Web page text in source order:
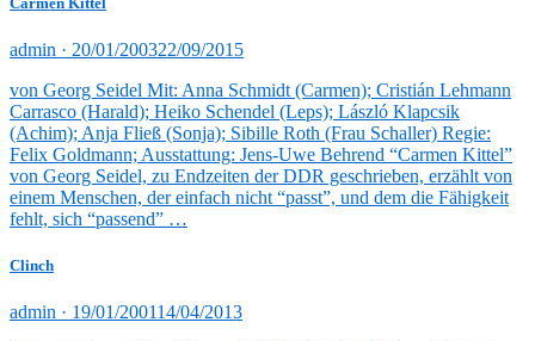
admin · Veröffentlicht
20/01/200322/09/2015
von Georg Seidel Mit: Anna Schmidt (Carmen); Cristián Lehmann
Carrasco (Harald); Heiko Schendel (Leps); László Klapcsik
(Achim); Anja Fließ (Sonja); Sibille Roth (Frau Schaller) Regie:
Felix Goldmann; Ausstattung: Jens-Uwe Behrend “Carmen Kittel”
von Georg Seidel, zu Endzeiten der DDR geschrieben, erzählt von
einem Menschen, der einfach nicht “passt”, und dem die Fähigkeit
fehlt, sich “passend” …
Clinch
admin · Veröffentlicht
19/01/200114/04/2013